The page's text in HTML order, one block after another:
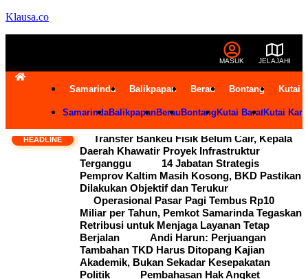
Klausa.co
MASUK JELAJAHI
Samarinda Balikpapan Berau Bontang Kutai
SamarindaBalikpapanBerau Bontang Kutai BaratKutai
HEADLINE
Transfer Bankeu Fisik Belum Cair, Kepala
Daerah Khawatir Proyek Infrastruktur
Terganggu
14 Jabatan Strategis
Pemprov Kaltim Masih Kosong, BKD Pastikan
Dilakukan Objektif dan Terukur
Operasional Pasar Pagi Tembus Rp10
Miliar per Tahun, Pemkot Samarinda Tegaskan
Retribusi untuk Menjaga Layanan Tetap
Berjalan
Andi Harun: Perjuangan
Tambahan TKD Harus Ditopang Kajian
Akademik, Bukan Sekadar Kesepakatan
Politik
Pembahasan Hak Angket